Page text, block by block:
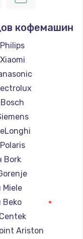
кофемашин
Bork
Ariston